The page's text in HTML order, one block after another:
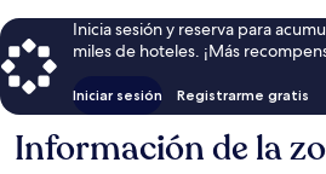
Inicia sesión y reserva para
miles de hoteles. ¡Más
Iniciar sesión Registrarme gratis
Información de la